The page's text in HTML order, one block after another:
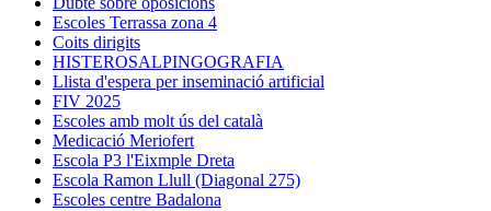
Escoles Terrassa zona 4
Coits dirigits
HISTEROSALPINGOGRAFIA
Llista d'espera per inseminació artificial
FIV 2025
Escoles amb molt ús del català
Medicació Meriofert
Escola P3 l'Eixmple Dreta
Escola Ramon Llull (Diagonal 275)
Escoles centre Badalona